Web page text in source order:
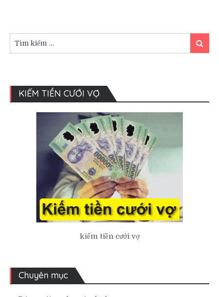
kiếm:
Tìm
kiếm
KIẾM TIỀN CƯỚI VỢ
kiếm tiền cưới vợ
Chuyên mục